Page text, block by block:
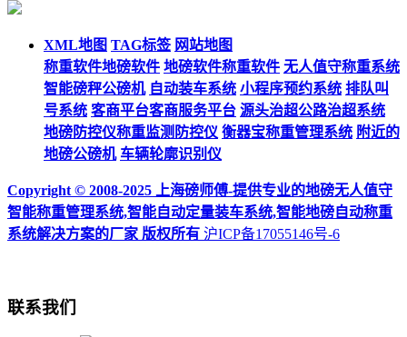
XML地图 TAG标签 网站地图
称重软件地磅软件 地磅软件称重软件 无人值守称重系统
智能磅秤公磅机 自动装车系统 小程序预约系统 排队叫
号系统 客商平台客商服务平台 源头治超公路治超系统
地磅防控仪称重监测防控仪 衡器宝称重管理系统 附近的
地磅公磅机 车辆轮廓识别仪
Copyright © 2008-2025 上海磅师傅-提供专业的地磅无人值守
智能称重管理系统,智能自动定量装车系统,智能地磅自动称重
系统解决方案的厂家 版权所有 沪ICP备17055146号-6
联系我们